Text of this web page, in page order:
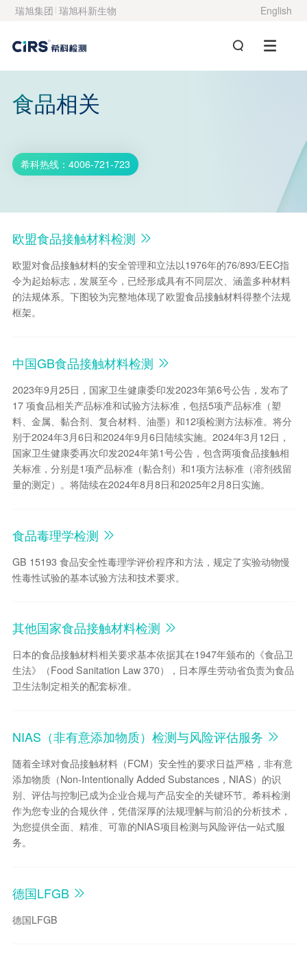
瑞旭集团 瑞旭科新生物 English
食品相关
希科热线：4006-721-723
欧盟食品接触材料检测
欧盟对食品接触材料的安全管理和立法以1976年的76/893/EEC指
令为起始标志，发展至今，已经形成具有不同层次、涵盖多种材料
的法规体系。下图较为完整地体现了欧盟食品接触材料得整个法规
框架。
中国GB食品接触材料检测
2023年9月25日，国家卫生健康委印发2023年第6号公告，发布了
17 项食品相关产品标准和试验方法标准，包括5项产品标准（塑
料、金属、黏合剂、复合材料、油墨）和12项检测方法标准。将分
别于2024年3月6日和2024年9月6日陆续实施。2024年3月12日，
国家卫生健康委再次印发2024年第1号公告，包含两项食品接触相
关标准，分别是1项产品标准（黏合剂）和1项方法标准（溶剂残留
量的测定）。将陆续在2024年8月8日和2025年2月8日实施。
食品毒理学检测
GB 15193 食品安全性毒理学评价程序和方法，规定了实验动物慢
性毒性试验的基本试验方法和技术要求。
其他国家食品接触材料检测
日本的食品接触材料相关要求基本依据其在1947年颁布的《食品卫
生法》（Food Sanitation Law 370），日本厚生劳动省负责为食品
卫生法制定相关的配套标准。
NIAS（非有意添加物质）检测与风险评估服务
随着全球对食品接触材料（FCM）安全性的要求日益严格，非有意
添加物质（Non-Intentionally Added Substances，NIAS）的识
别、评估与控制已成为企业合规与产品安全的关键环节。希科检测
作为您专业的合规伙伴，凭借深厚的法规理解与前沿的分析技术，
为您提供全面、精准、可靠的NIAS项目检测与风险评估一站式服
务。
德国LFGB
德国LFGB